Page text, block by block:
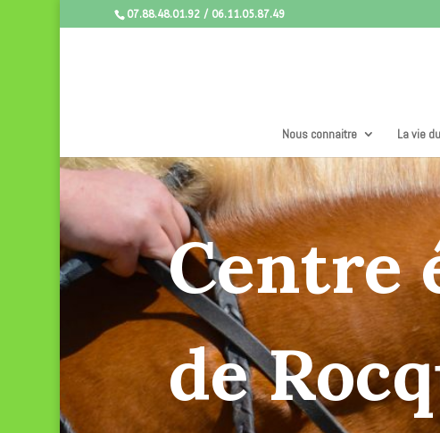
07.88.48.01.92 / 06.11.05.87.49
Nous connaitre La vie
Centre
de